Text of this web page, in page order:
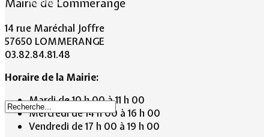
Mairie de Lommerange
14 rue Maréchal Joffre
57650 LOMMERANGE
03.82.84.81.48
Horaire de la Mairie:
Mardi de 10 h 00 à 11 h 00
Mercredi de 14 h 00 à 16 h 00
Vendredi de 17 h 00 à 19 h 00